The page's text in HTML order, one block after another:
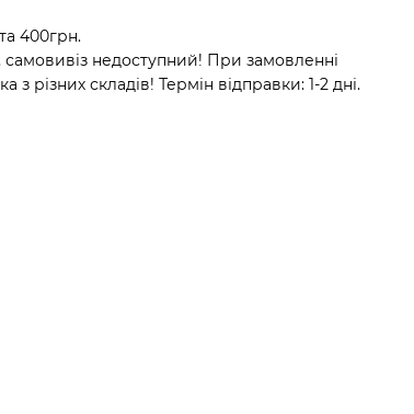
400грн.
самовивіз недоступний! При замовленні
різних складів! Термін відправки: 1-2 дні.